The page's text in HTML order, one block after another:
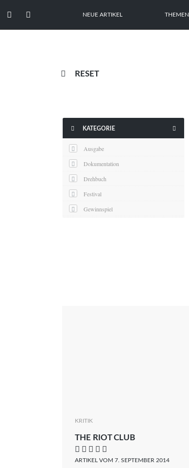
  NEUE ARTIKEL THEMEN
 RESET
 KATEGORIE 
Ausgabe
Dokumentation
Drehbuch
Festival
Gewinnspiel
KRITIK
THE RIOT CLUB
    
ARTIKEL VOM 7. SEPTEMBER 2014